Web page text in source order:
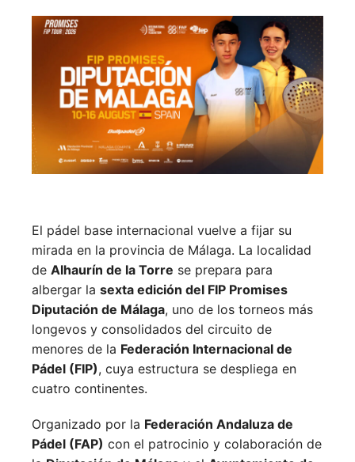
El pádel base internacional vuelve a fijar su
mirada en la provincia de Málaga. La localidad
de Alhaurín de la Torre se prepara para
albergar la sexta edición del FIP Promises
Diputación de Málaga, uno de los torneos más
longevos y consolidados del circuito de
menores de la Federación Internacional de
Pádel (FIP), cuya estructura se despliega en
cuatro continentes.
Organizado por la Federación Andaluza de
Pádel (FAP) con el patrocinio y colaboración de